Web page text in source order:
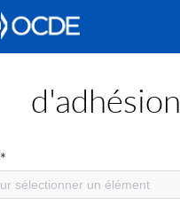
d'adhésion
*
sélectionner un élément